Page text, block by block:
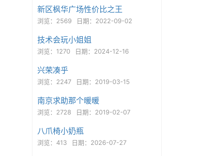
新区枫华广场性价比之王
浏览：2569 日期：2022-09-02
技术会玩小姐姐
浏览：1270 日期：2024-12-16
兴荣凑乎
浏览：2247 日期：2019-03-15
南京求助那个暖暖
浏览：2728 日期：2019-02-07
八爪椅小奶瓶
浏览：413 日期：2026-07-27